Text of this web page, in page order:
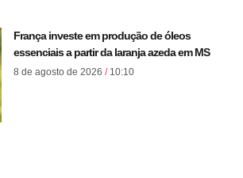
França investe em produção de óleos
essenciais a partir da laranja azeda em MS
8 de agosto de 2026 10:10